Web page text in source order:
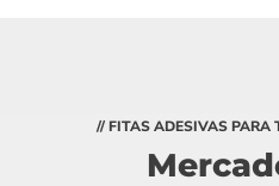
// FITAS ADESIVAS PARA